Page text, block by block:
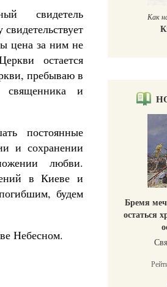
свидетель
цена за ним не
остается
пребываю в
и
постоянные
и сохранении
любви.
в Киеве и
будем
Небесном.
Как
Бремя
остаться